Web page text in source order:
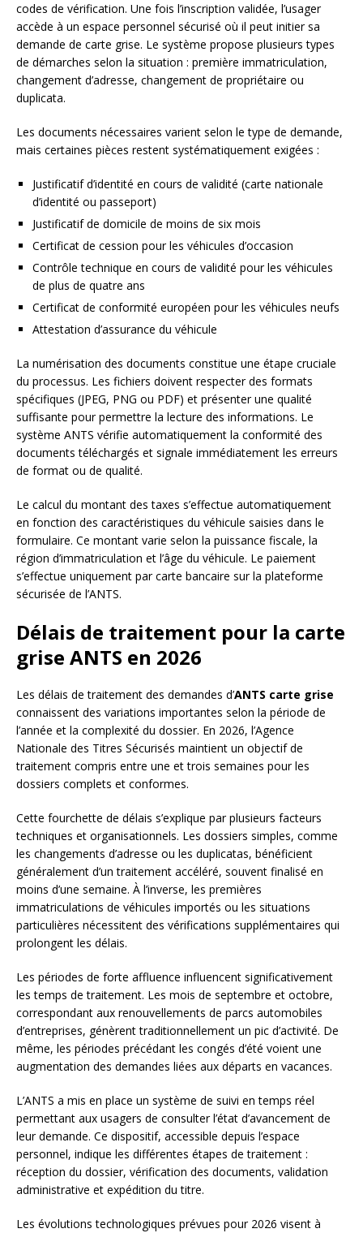
codes de vérification. Une fois l’inscription validée, l’usager
accède à un espace personnel sécurisé où il peut initier sa
demande de carte grise. Le système propose plusieurs types
de démarches selon la situation : première immatriculation,
changement d’adresse, changement de propriétaire ou
duplicata.
Les documents nécessaires varient selon le type de demande,
mais certaines pièces restent systématiquement exigées :
Justificatif d’identité en cours de validité (carte nationale
d’identité ou passeport)
Justificatif de domicile de moins de six mois
Certificat de cession pour les véhicules d’occasion
Contrôle technique en cours de validité pour les véhicules
de plus de quatre ans
Certificat de conformité européen pour les véhicules neufs
Attestation d’assurance du véhicule
La numérisation des documents constitue une étape cruciale
du processus. Les fichiers doivent respecter des formats
spécifiques (JPEG, PNG ou PDF) et présenter une qualité
suffisante pour permettre la lecture des informations. Le
système ANTS vérifie automatiquement la conformité des
documents téléchargés et signale immédiatement les erreurs
de format ou de qualité.
Le calcul du montant des taxes s’effectue automatiquement
en fonction des caractéristiques du véhicule saisies dans le
formulaire. Ce montant varie selon la puissance fiscale, la
région d’immatriculation et l’âge du véhicule. Le paiement
s’effectue uniquement par carte bancaire sur la plateforme
sécurisée de l’ANTS.
Délais de traitement pour la carte
grise ANTS en 2026
Les délais de traitement des demandes d’ANTS carte grise
connaissent des variations importantes selon la période de
l’année et la complexité du dossier. En 2026, l’Agence
Nationale des Titres Sécurisés maintient un objectif de
traitement compris entre une et trois semaines pour les
dossiers complets et conformes.
Cette fourchette de délais s’explique par plusieurs facteurs
techniques et organisationnels. Les dossiers simples, comme
les changements d’adresse ou les duplicatas, bénéficient
généralement d’un traitement accéléré, souvent finalisé en
moins d’une semaine. À l’inverse, les premières
immatriculations de véhicules importés ou les situations
particulières nécessitent des vérifications supplémentaires qui
prolongent les délais.
Les périodes de forte affluence influencent significativement
les temps de traitement. Les mois de septembre et octobre,
correspondant aux renouvellements de parcs automobiles
d’entreprises, génèrent traditionnellement un pic d’activité. De
même, les périodes précédant les congés d’été voient une
augmentation des demandes liées aux départs en vacances.
L’ANTS a mis en place un système de suivi en temps réel
permettant aux usagers de consulter l’état d’avancement de
leur demande. Ce dispositif, accessible depuis l’espace
personnel, indique les différentes étapes de traitement :
réception du dossier, vérification des documents, validation
administrative et expédition du titre.
Les évolutions technologiques prévues pour 2026 visent à